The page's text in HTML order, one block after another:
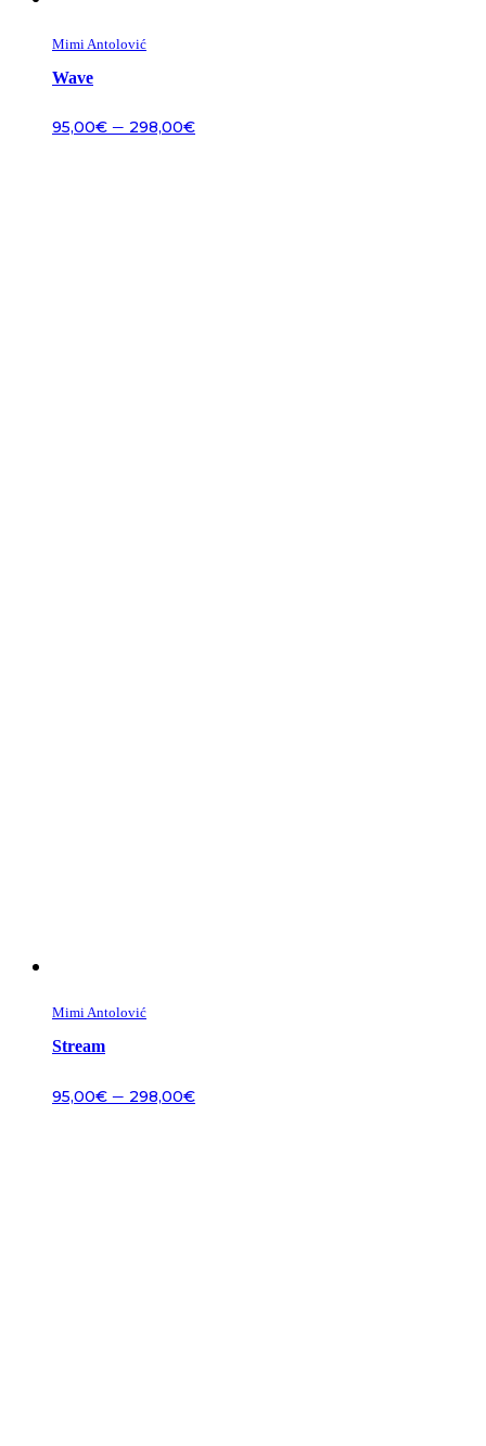
Mimi Antolović
Wave
95,00€ – 298,00€
Mimi Antolović
Stream
95,00€ – 298,00€